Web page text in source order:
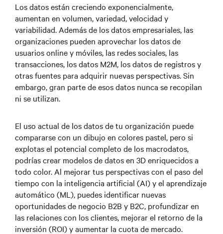
Los datos están creciendo exponencialmente,
aumentan en volumen, variedad, velocidad y
variabilidad. Además de los datos empresariales, las
organizaciones pueden aprovechar los datos de
usuarios online y móviles, las redes sociales, las
transacciones, los datos M2M, los datos de registros y
otras fuentes para adquirir nuevas perspectivas. Sin
embargo, gran parte de esos datos nunca se recopilan
ni se utilizan.
El uso actual de los datos de tu organización puede
compararse con un dibujo en colores pastel, pero si
explotas el potencial completo de los macrodatos,
podrías crear modelos de datos en 3D enriquecidos a
todo color. Al mejorar tus perspectivas con el paso del
tiempo con la inteligencia artificial (AI) y el aprendizaje
automático (ML), puedes identificar nuevas
oportunidades de negocio B2B y B2C, profundizar en
las relaciones con los clientes, mejorar el retorno de la
inversión (ROI) y aumentar la cuota de mercado.